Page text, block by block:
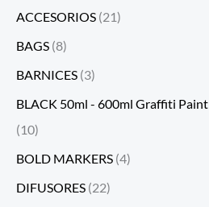
ACCESORIOS (21)
BAGS (8)
BARNICES (3)
BLACK 50ml - 600ml Graffiti Paint
(10)
BOLD MARKERS (4)
DIFUSORES (22)